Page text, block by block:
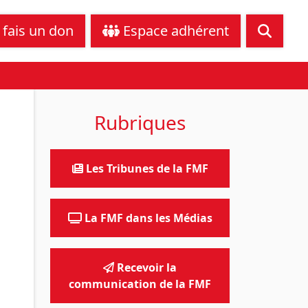
juridique Nous contacter
fais un don Espace adhérent
Rubriques
Les Tribunes de la FMF
La FMF dans les Médias
Recevoir la
communication de la FMF